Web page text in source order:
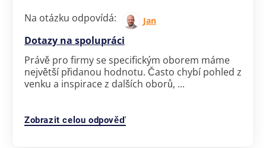
Na otázku odpovídá: Jan
Dotazy na spolupráci
Právě pro firmy se specifickým oborem máme
největší přidanou hodnotu. Často chybí pohled z
venku a inspirace z dalších oborů, ...
Zobrazit celou odpověď